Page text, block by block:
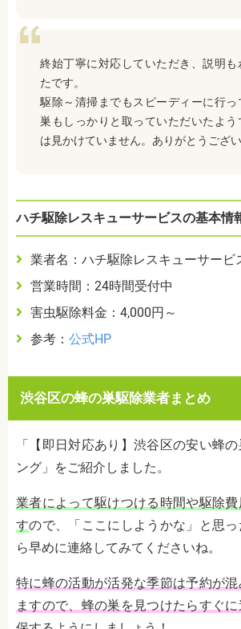
終始丁寧に対応していただき、説明も
たです。
駆除～清掃までもスピーディーに行っ
巣もしっかりと取っていただいたよう
は見かけていません。ありがとうござい
ハチ駆除レスキューサービスの基本情
業者名：ハチ駆除レスキューサービ
営業時間：24時間受付中
害虫駆除料金：4,000円～
参考： 公式HP
渋谷区の蜂の巣駆除業者まとめ
「【即日対応あり】渋谷区の安い蜂
ング」をご紹介しました。
業者によって駆けつける時間や駆除費
すので、「ここにしようかな」と思
ら早めに連絡してみてくださいね。
特に蜂の活動が活発な季節は予約が混
ますので、蜂の巣を見つけたらすぐ